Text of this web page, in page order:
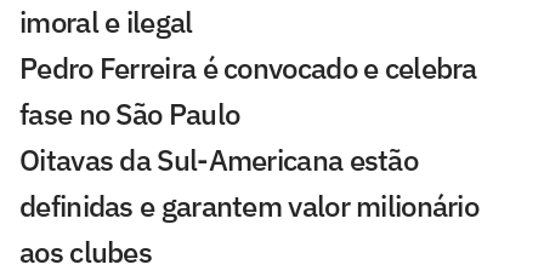
imoral e ilegal
Pedro Ferreira é convocado e celebra
fase no São Paulo
Oitavas da Sul-Americana estão
definidas e garantem valor milionário
aos clubes